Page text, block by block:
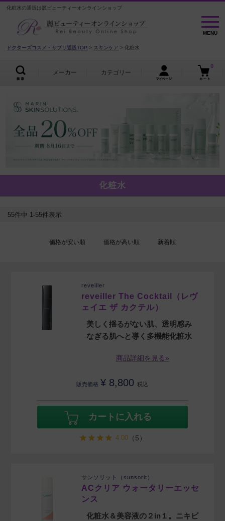
化粧水の通販は麗ビューティーオンラインショップ
MENU
MENU
ドクターズコスメ・サプリ通販TOP スキンケア 化粧水
メーカー カテゴリー
0
化粧水
価格が安い順 価格が高い順 新着順
55件中 1-55件表示
reveiller
reveiller The Cocktail（レヴ
ェイエ ザ カクテル）
美しく揺るがない肌、透明感み
なぎる肌へと導く多機能化粧水
商品詳細を見る»
販売価格 ¥ 8,800 税込
カートに入れる
4.00 （5）
サンソリット（sunsorit）
ACクリア ウォータリーエッセ
ンス
化粧水＆美容液の２in１。ニキビ